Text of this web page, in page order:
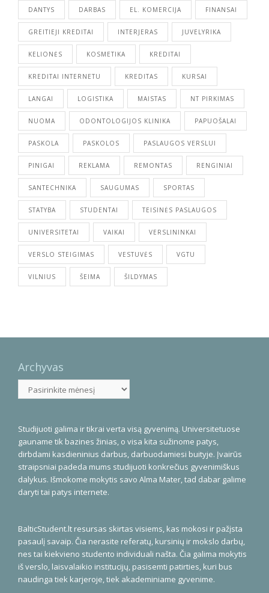
DANTYS DARBAS EL. KOMERCIJA FINANSAI
GREITIEJI KREDITAI INTERJERAS JUVELYRIKA
KELIONĖS KOSMETIKA KREDITAI
KREDITAI INTERNETU KREDITAS KURSAI
LANGAI LOGISTIKA MAISTAS NT PIRKIMAS
NUOMA ODONTOLOGIJOS KLINIKA PAPUOŠALAI
PASKOLA PASKOLOS PASLAUGOS VERSLUI
PINIGAI REKLAMA REMONTAS RENGINIAI
SANTECHNIKA SAUGUMAS SPORTAS
STATYBA STUDENTAI TEISINĖS PASLAUGOS
UNIVERSITETAI VAIKAI VERSLININKAI
VERSLO STEIGIMAS VESTUVĖS VGTU
VILNIUS ŠEIMA ŠILDYMAS
Archyvas
Archyvas
Studijuoti galima ir tikrai verta visą gyvenimą. Universitetuose
gauname tik bazines žinias, o visa kita sužinome patys,
dirbdami kasdieninius darbus, darbuodamiesi buityje. Įvairūs
straipsniai padeda mums studijuoti konkrečius gyvenimiškus
dalykus. Išmokome mokytis savo Alma Mater, tad dabar galime
daryti tai patys internete.
BalticStudent.lt resursas skirtas visiems, kas mokosi ir pažįsta
pasaulį savaip. Čia nerasite referatų, kursinių ir mokslo darbų,
nes tai kiekvieno studento individuali našta. Čia galima mokytis
iš verslo, laisvalaikio institucijų, pasisemti patirties, kuri bus
naudinga tiek karjeroje, tiek akademiniame gyvenime.